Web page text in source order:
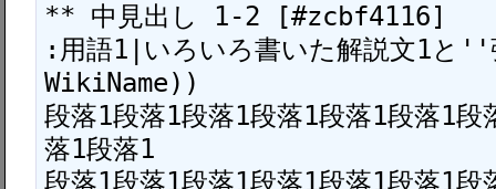
** 中見出し 1-2 [#zcbf4116]
:用語1|いろいろ書いた解説文1
WikiName))
段落1段落1段落1段落1段落1段落1段
落1段落1
段落1段落1段落1段落1段落1段落1段